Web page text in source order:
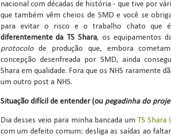
nacional com décadas de história - que tive por
que também vêm cheios de SMD e você se
para evitar o risco e o trabalho chato que
diferentemente da TS Shara, os equipamentos
protocolode produção que, embora
concepção desenfreada por SMD, ainda
Shara em qualidade. Fora que os NHS raramente
um outro post a NHS.
Situação difícil de entender (ou pegadinha do
Dia desses veio para minha bancada um TS Shara
com um defeito comum: desliga as saídas ao